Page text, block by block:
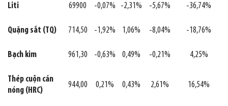
Liti 69900 -0,07% -2,31% -5,67% -36,74%
Quặng sắt (TQ) 714,50 -1,92% 1,06% -8,04% -18,76%
Bạch kim 961,30 -0,63% 0,49% -0,21% 4,25%
Thép cuộn cán
nóng (HRC)
944,00 0,21% 0,43% 2,61% 16,54%